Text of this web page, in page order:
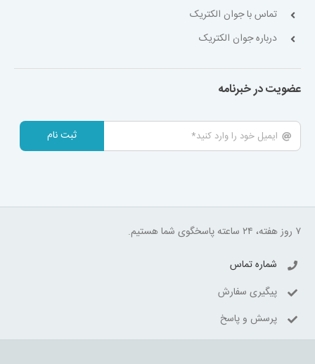
تماس با جوان الکتریک
درباره جوان الکتریک
عضویت در خبرنامه
ثبت نام
۷ روز هفته، ۲۴ ساعته پاسخگوی شما هستیم.
شماره تماس
پیگیری سفارش
پرسش و پاسخ